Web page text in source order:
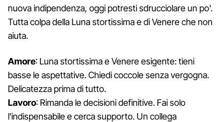
nuova indipendenza, oggi potresti sdrucciolare un po'.
Tutta colpa della Luna stortissima e di Venere che non
aiuta.
Amore: Luna stortissima e Venere esigente: tieni
basse le aspettative. Chiedi coccole senza vergogna.
Delicatezza prima di tutto.
Lavoro: Rimanda le decisioni definitive. Fai solo
l’indispensabile e cerca supporto. Un collega